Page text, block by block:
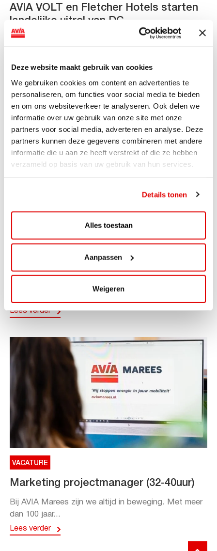
Deze website maakt gebruik van cookies
We gebruiken cookies om content en advertenties te
personaliseren, om functies voor social media te bieden
en om ons websiteverkeer te analyseren. Ook delen we
informatie over uw gebruik van onze site met onze
partners voor social media, adverteren en analyse. Deze
partners kunnen deze gegevens combineren met andere
informatie die u aan ze heeft verstrekt of die ze hebben
verzameld op basis van uw gebruik van hun services.
Details tonen
Alles toestaan
Aanpassen
Weigeren
AVIA VOLT en Fletcher Hotels starten
landelijke uitrol van DC-
snellaadinfrastructuur
van DC-snellaadinfrastructuur AVIA VOLT en...
Lees verder
ViaAVIA Super Deal: 20% korting bij
ViaAVIA Super Deal: €25 korting bij ViaLuxury Hotels
Lees verder
VACATURE
Marketing projectmanager (32-40uur)
Bij AVIA Marees zijn we altijd in beweging. Met meer
dan 100 jaar...
Lees verder